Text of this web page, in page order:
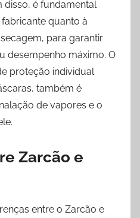
disso, é fundamental
quanto à
para garantir
desempenho máximo. O
proteção individual
também é
de vapores e o
Zarcão e
entre o Zarcão e